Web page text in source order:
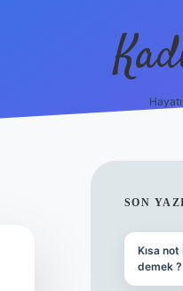
SON
Kısa
demek ?
ilbet